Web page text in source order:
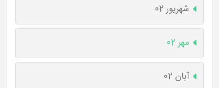
شهریور 02
مهر 02
آبان 02